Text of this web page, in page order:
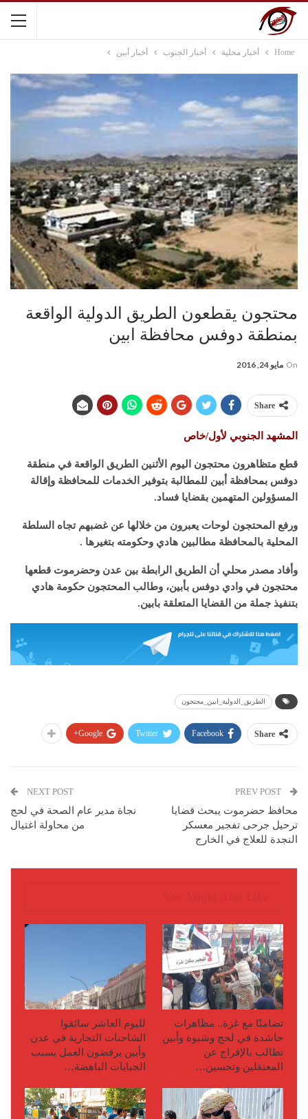
Home أخبار محلية أخبار الجنوب أخبار أبين
محتجون يقطعون الطريق الدولية الواقعة
بمنطقة دوفس محافظة ابين
On مايو 24, 2016
Share
المشهد الجنوبي لأول/خاص
قطع متظاهرون محتجون اليوم الأثنين الطريق الواقعة في منطقة
دوفس بمحافظة أبين للمطالبة بتوفير الخدمات للمحافظة وإقالة
المسؤولين المتهمين بقضايا فساد.
ورفع المحتجون لوحات يعبرون من خلالها عن غضبهم تجاه السلطة
المحلية بالمحافظة مطالبين هادي وحكومته بتغيرها .
وأفاد مصدر محلي أن الطريق الرابطة بين عدن وحضرموت قطعها
محتجون في وادي دوفس بأبين، وطالب المحتجون حكومة هادي
بتنفيذ جملة من القضايا المتعلقة بابين.
الطريق_الدولية_ابين_محتجون
Share
Facebook
Twitter
Google+
محافظ حضرموت يبحث قضايا
ترحيل جرحى تفجير معسكر
النجدة للعلاج في الخارج
NEXT POST
نجاة مدير عام الصحة في لحج
من محاولة اغتيال
تضامنًا مع غزة.. مظاهرات
حاشدة في لحج وشبوة وأبين
تطالب بالإفراج عن
المعتقلين وتحسين…
لليوم العاشر سائقوا
الشاحنات التجارية في عدن
وأبين يرفضون العمل بسبب
الجبايات الباهضة…